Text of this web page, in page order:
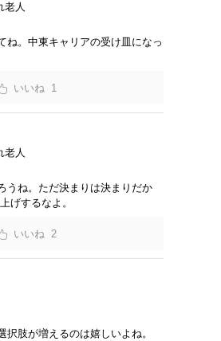
老人
ね。中東キャリアの受け皿になっ
1
老人
うね。ただ決まりは決まりだか
げするなよ。
2
択肢が増えるのは嬉しいよね。